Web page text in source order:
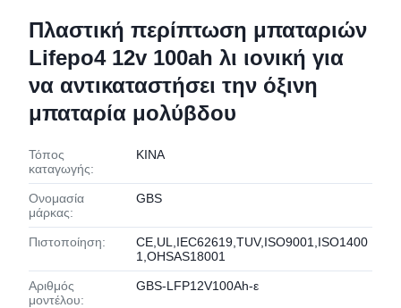
Πλαστική περίπτωση μπαταριών
Lifepo4 12v 100ah λι ιονική για
να αντικαταστήσει την όξινη
μπαταρία μολύβδου
Τόπος
καταγωγής:
ΚΙΝΑ
Ονομασία
μάρκας:
GBS
Πιστοποίηση:
CE,UL,IEC62619,TUV,ISO9001,ISO1400
1,OHSAS18001
Αριθμός
μοντέλου:
GBS-LFP12V100Ah-ε